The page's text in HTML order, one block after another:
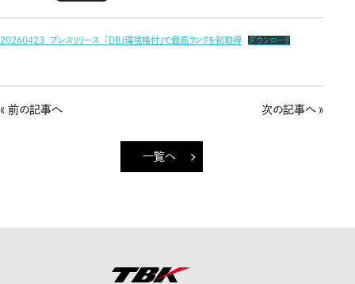
20260423_プレスリリース_「DBJ環境格付」で最高ランクを初取得 ダウンロード
« 前の記事へ 次の記事へ »
一覧へ